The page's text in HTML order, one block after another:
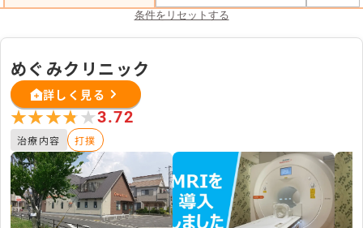
条件をリセットする
めぐみクリニック
詳しく見る
★★★★★
★★★★★3.72
治療内容 打撲